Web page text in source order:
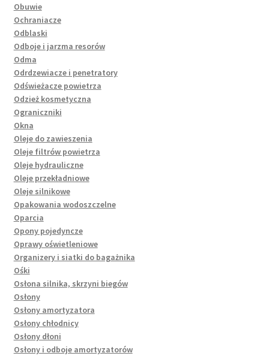
Obuwie
Ochraniacze
Odblaski
Odboje i jarzma resorów
Odma
Odrdzewiacze i penetratory
Odświeżacze powietrza
Odzież kosmetyczna
Ograniczniki
Okna
Oleje do zawieszenia
Oleje filtrów powietrza
Oleje hydrauliczne
Oleje przekładniowe
Oleje silnikowe
Opakowania wodoszczelne
Oparcia
Opony pojedyncze
Oprawy oświetleniowe
Organizery i siatki do bagażnika
Ośki
Osłona silnika, skrzyni biegów
Osłony
Osłony amortyzatora
Osłony chłodnicy
Osłony dłoni
Osłony i odboje amortyzatorów